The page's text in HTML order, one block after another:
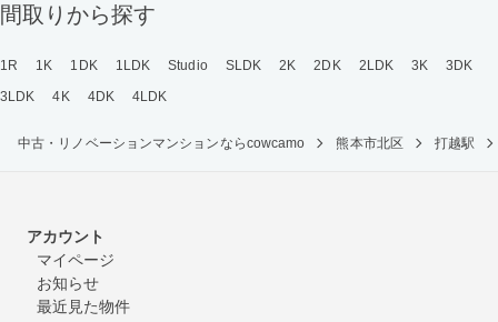
間取りから探す
1R 1K 1DK 1LDK Studio SLDK 2K 2DK 2LDK 3K
3DK
3LDK
4K 4DK 4LDK
中古・リノベーションマンションならcowcamo 熊本市北区 打越駅
アカウント
マイページ
お知らせ
最近見た物件